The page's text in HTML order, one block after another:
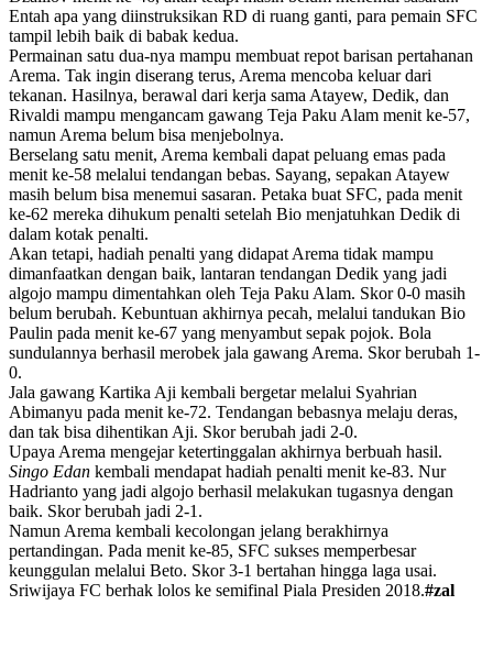
Entah apa yang diinstruksikan RD di ruang ganti, para pemain SFC
tampil lebih baik di babak kedua.
Permainan satu dua-nya mampu membuat repot barisan pertahanan
Arema. Tak ingin diserang terus, Arema mencoba keluar dari
tekanan. Hasilnya, berawal dari kerja sama Atayew, Dedik, dan
Rivaldi mampu mengancam gawang Teja Paku Alam menit ke-57,
namun Arema belum bisa menjebolnya.
Berselang satu menit, Arema kembali dapat peluang emas pada
menit ke-58 melalui tendangan bebas. Sayang, sepakan Atayew
masih belum bisa menemui sasaran. Petaka buat SFC, pada menit
ke-62 mereka dihukum penalti setelah Bio menjatuhkan Dedik di
dalam kotak penalti.
Akan tetapi, hadiah penalti yang didapat Arema tidak mampu
dimanfaatkan dengan baik, lantaran tendangan Dedik yang jadi
algojo mampu dimentahkan oleh Teja Paku Alam. Skor 0-0 masih
belum berubah. Kebuntuan akhirnya pecah, melalui tandukan Bio
Paulin pada menit ke-67 yang menyambut sepak pojok. Bola
sundulannya berhasil merobek jala gawang Arema. Skor berubah 1-
0.
Jala gawang Kartika Aji kembali bergetar melalui Syahrian
Abimanyu pada menit ke-72. Tendangan bebasnya melaju deras,
dan tak bisa dihentikan Aji. Skor berubah jadi 2-0.
Upaya Arema mengejar ketertinggalan akhirnya berbuah hasil.
Singo Edan kembali mendapat hadiah penalti menit ke-83. Nur
Hadrianto yang jadi algojo berhasil melakukan tugasnya dengan
baik. Skor berubah jadi 2-1.
Namun Arema kembali kecolongan jelang berakhirnya
pertandingan. Pada menit ke-85, SFC sukses memperbesar
keunggulan melalui Beto. Skor 3-1 bertahan hingga laga usai.
Sriwijaya FC berhak lolos ke semifinal Piala Presiden 2018.#zal